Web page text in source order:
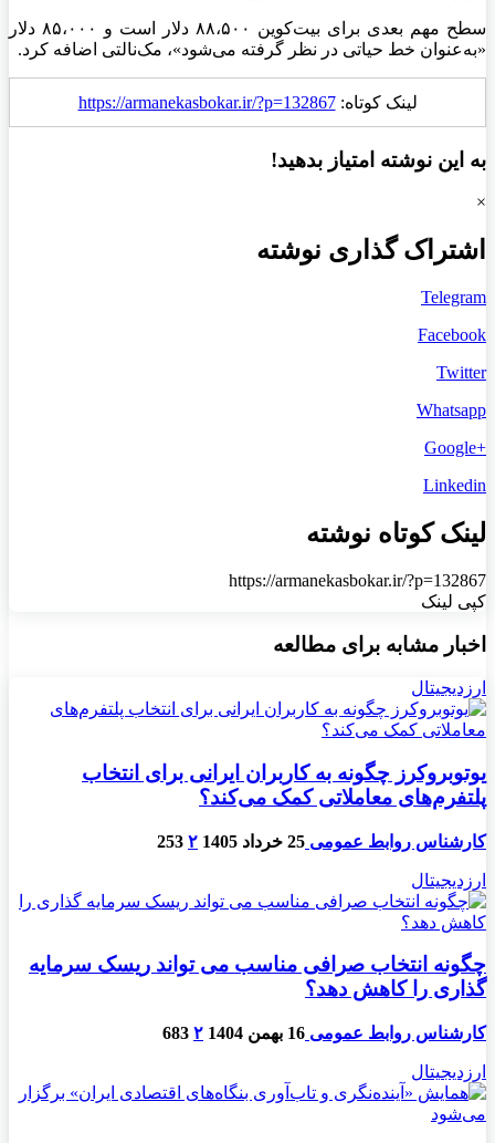
سطح مهم بعدی برای بیت‌کوین ۸۸،۵۰۰ دلار است و ۸۵،۰۰۰ دلار
«به‌عنوان خط حیاتی در نظر گرفته می‌شود»، مک‌نالتی اضافه کرد.
لینک کوتاه:https://armanekasbokar.ir/?p=132867
به این نوشته امتیاز بدهید!
×
اشتراک گذاری نوشته
Telegram
Facebook
Twitter
Whatsapp
+Google
Linkedin
لینک کوتاه نوشته
https://armanekasbokar.ir/?p=132867
کپی لینک
اخبار مشابه برای مطالعه
ارزدیجیتال
یوتوبروکرز چگونه به کاربران ایرانی برای انتخاب
پلتفرم‌های معاملاتی کمک می‌کند؟
کارشناس روابط عمومی 25 خرداد 1405 ۲ 253
ارزدیجیتال
چگونه انتخاب صرافی مناسب می تواند ریسک سرمایه
گذاری را کاهش دهد؟
کارشناس روابط عمومی 16 بهمن 1404 ۲ 683
ارزدیجیتال